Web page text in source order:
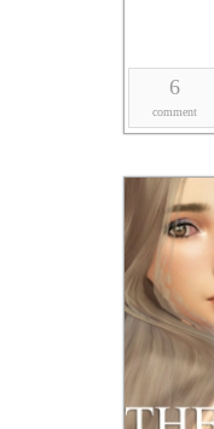
6
comment